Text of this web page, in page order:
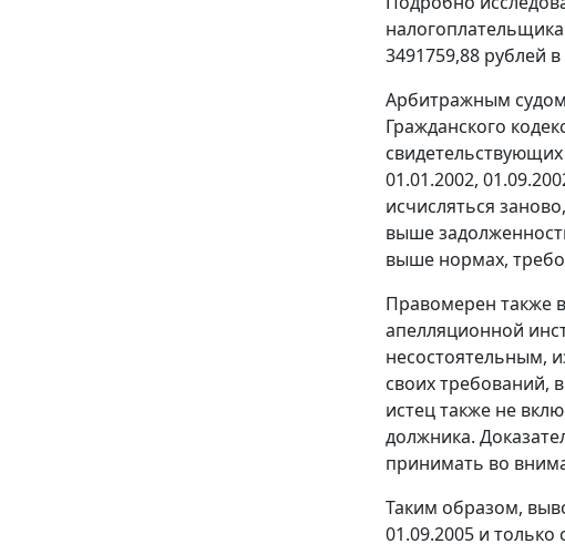
3491759,88 рублей
Арбитражным судом
Гражданского
01.01.2002,
исчисляться
выше
выше нормах,
Правомерен также
апелляционной
несостоятельным,
своих требований,
истец также не
должника.
принимать во
Таким образом,
01.09.2005 и